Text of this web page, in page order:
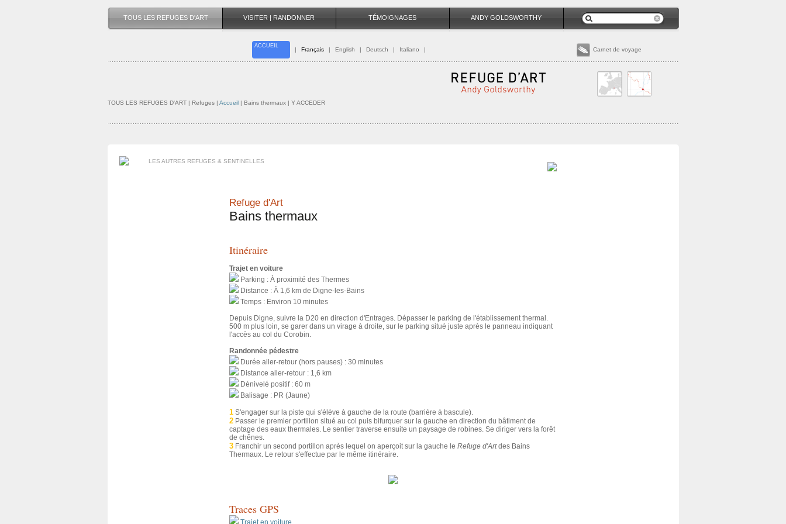
TOUS LES REFUGES D'ART VISITER | RANDONNER TÉMOIGNAGES ANDY GOLDSWORTHY
ACCUEIL
| Français | English | Deutsch | Italiano | Carnet de voyage
TOUS LES REFUGES D'ART| Refuges | Accueil| Bains thermaux | Y ACCEDER
LES AUTRES REFUGES & SENTINELLES
Refuge d'Art
Bains thermaux
Itinéraire
Trajet en voiture
Parking : À proximité des Thermes
Distance : À 1,6 km de Digne-les-Bains
Temps : Environ 10 minutes
Depuis Digne, suivre la D20 en direction d'Entrages. Dépasser le parking de l'établissement thermal.
500 m plus loin, se garer dans un virage à droite, sur le parking situé juste après le panneau indiquant
l'accès au col du Corobin.
Randonnée pédestre
Durée aller-retour (hors pauses) : 30 minutes
Distance aller-retour : 1,6 km
Dénivelé positif : 60 m
Balisage : PR (Jaune)
1 S'engager sur la piste qui s'élève à gauche de la route (barrière à bascule).
2 Passer le premier portillon situé au col puis bifurquer sur la gauche en direction du bâtiment de
captage des eaux thermales. Le sentier traverse ensuite un paysage de robines. Se diriger vers la forêt
de chênes.
3 Franchir un second portillon après lequel on aperçoit sur la gauche le Refuge d'Artdes Bains
Thermaux. Le retour s'effectue par le même itinéraire.
Traces GPS
Trajet en voiture